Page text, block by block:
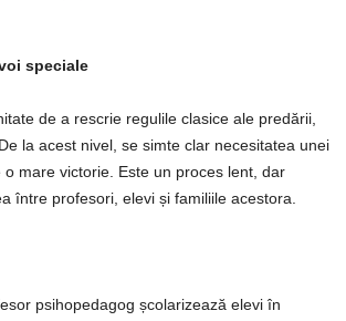
speciale
de a rescrie regulile clasice ale predării,
la acest nivel, se simte clar necesitatea unei
mare victorie. Este un proces lent, dar
între profesori, elevi și familiile acestora.
psihopedagog școlarizează elevi în